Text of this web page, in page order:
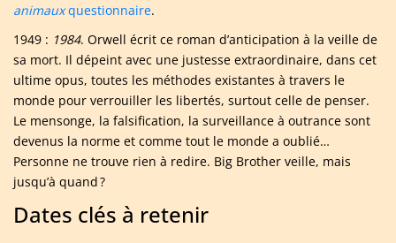
animauxquestionnaire.
1949 : 1984. Orwell écrit ce roman d’anticipation à la veille de
sa mort. Il dépeint avec une justesse extraordinaire, dans cet
ultime opus, toutes les méthodes existantes à travers le
monde pour verrouiller les libertés, surtout celle de penser.
Le mensonge, la falsification, la surveillance à outrance sont
devenus la norme et comme tout le monde a oublié…
Personne ne trouve rien à redire. Big Brother veille, mais
jusqu’à quand ?
Dates clés à retenir